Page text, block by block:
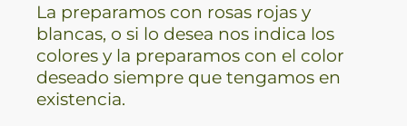
La preparamos con rosas rojas y
blancas, o si lo desea nos indica los
colores y la preparamos con el color
deseado siempre que tengamos en
existencia.